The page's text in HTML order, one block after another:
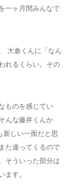
一ヶ月間みんなで
大倉くんに「なん
れるくらい。その
ものを感じてい
んな藤井くんか
新しい一面だと思
た違ってくるので
そういった部分は
す。